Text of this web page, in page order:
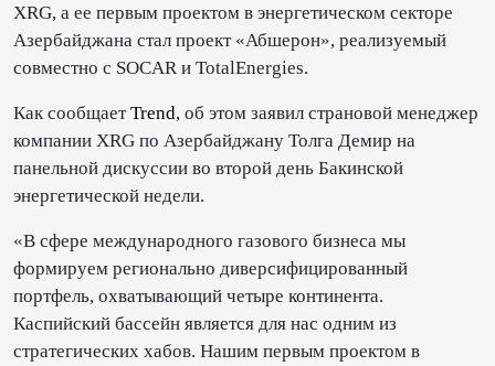
XRG, а ее первым проектом в энергетическом секторе
Азербайджана стал проект «Абшерон», реализуемый
совместно с SOCAR и TotalEnergies.
Как сообщаетTrend, об этом заявил страновой менеджер
компании XRG по Азербайджану Толга Демир на
панельной дискуссии во второй день Бакинской
энергетической недели.
«В сфере международного газового бизнеса мы
формируем регионально диверсифицированный
портфель, охватывающий четыре континента.
Каспийский бассейн является для нас одним из
стратегических хабов. Нашим первым проектом в